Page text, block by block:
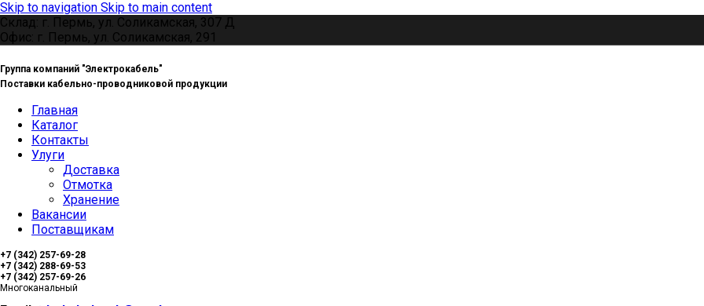
Skip to navigation Skip to main content
Склад: г. Пермь, ул. Соликамская, 307 Д
Офис: г. Пермь, ул. Соликамская, 291
Группа компаний "Электрокабель"
Поставки кабельно-проводниковой продукции
Главная
Каталог
Контакты
Улуги
Доставка
Отмотка
Хранение
Вакансии
Поставщикам
+7 (342) 257-69-28
+7 (342) 288-69-53
+7 (342) 257-69-26
Многоканальный